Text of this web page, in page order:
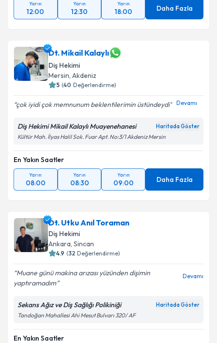
Yarın
12:00
Yarın
12:30
Yarın
18:00 Daha Fazla
Dt. Mikail Kalaylı
Diş Hekimi
Mersin, Akdeniz
5 (40 Değerlendirme)
çok iyidi çok memnunum beklentilerimin üstündeydi Devamı
Diş Hekimi Mikail Kalaylı Muayenehanesi Haritada Göster
Kültür Mah. İlyas Halil Sok. Fuar Apt. No:3/1 Akdeniz Mersin
En Yakın Saatler
Yarın
08:00
Yarın
08:30
Yarın
09:00 Daha Fazla
Dt. Utku Anıl Toraman
Diş Hekimi
Ankara, Sincan
4.9 (32 Değerlendirme)
Muane günü makina arızası yüzünden dişimin
yaptıramadım
Devamı
Sekans Ağız ve Diş Sağlığı Polikiniği Haritada Göster
Tandoğan Mahallesi Ahi Mesut Bulvarı 320/ AF
En Yakın Saatler